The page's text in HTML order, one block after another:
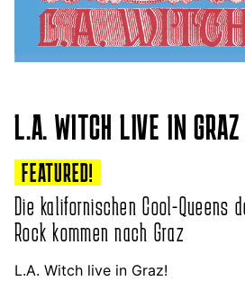
L.A. WITCH LIVE IN GRAZ
FEATURED!
Die kalifornischen Cool-Queens
Rock kommen nach Graz
L.A. Witch live in Graz!